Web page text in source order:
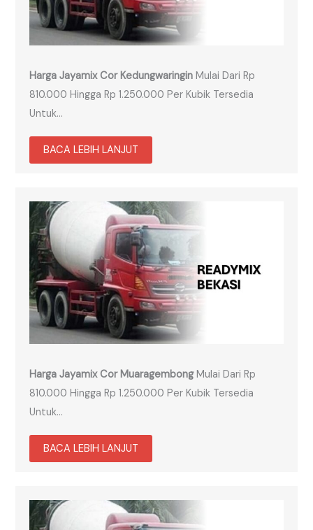
Harga Jayamix Cor KedungwaringinMulai Dari Rp
810.000 Hingga Rp 1.250.000 Per Kubik Tersedia
Untuk…
BACA LEBIH LANJUT
Harga Jayamix Cor MuaragembongMulai Dari Rp
810.000 Hingga Rp 1.250.000 Per Kubik Tersedia
Untuk…
BACA LEBIH LANJUT